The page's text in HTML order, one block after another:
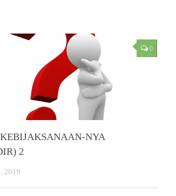
0
NYA
2
2019